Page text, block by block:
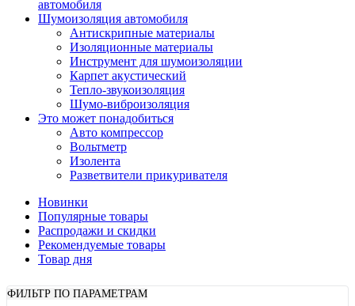
автомобиля
Шумоизоляция автомобиля
Антискрипные материалы
Изоляционные материалы
Инструмент для шумоизоляции
Карпет акустический
Тепло-звукоизоляция
Шумо-виброизоляция
Это может понадобиться
Авто компрессор
Вольтметр
Изолента
Разветвители прикуривателя
Новинки
Популярные товары
Распродажи и скидки
Рекомендуемые товары
Товар дня
ФИЛЬТР ПО ПАРАМЕТРАМ